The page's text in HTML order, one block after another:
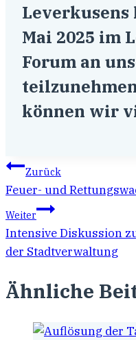
Leverkusens
Mai 2025 im
Forum an
können wir
Zurück
Feuer- und
Weiter
Intensive Diskussion
der Stadtverwaltung
Ähnliche